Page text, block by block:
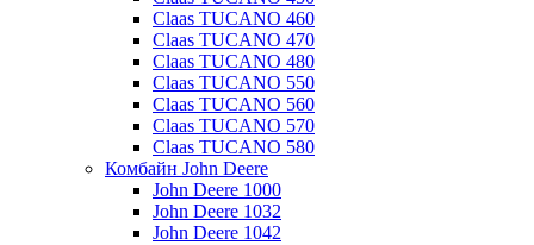
Claas TUCANO 460
Claas TUCANO 470
Claas TUCANO 480
Claas TUCANO 550
Claas TUCANO 560
Claas TUCANO 570
Claas TUCANO 580
Комбайн John Deere
John Deere 1000
John Deere 1032
John Deere 1042